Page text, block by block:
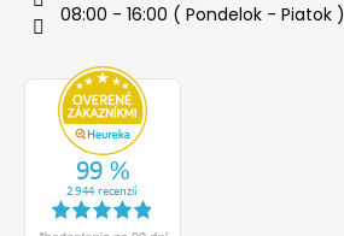
08:00 - 16:00 ( Pondelok - Piatok )